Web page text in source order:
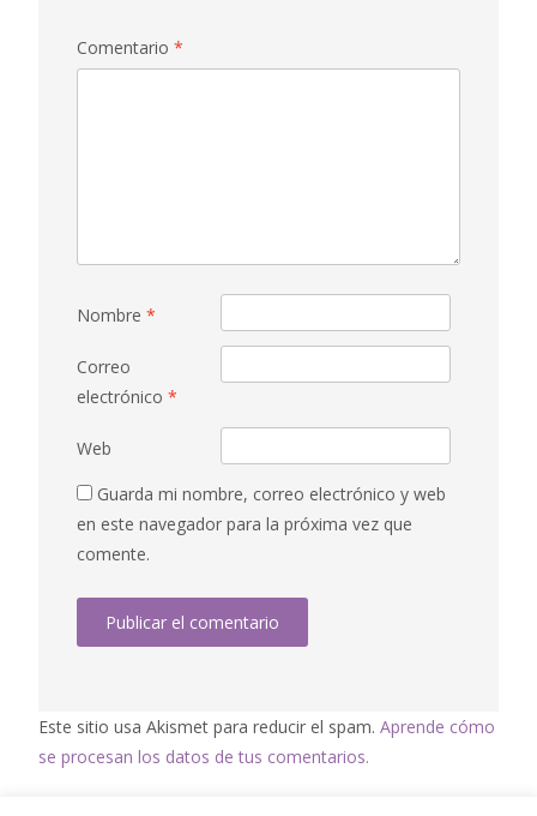
Comentario *
Nombre *
Correo
electrónico *
Web
Guarda mi nombre, correo electrónico y web
en este navegador para la próxima vez que
comente.
Este sitio usa Akismet para reducir el spam. Aprende cómo
se procesan los datos de tus comentarios.